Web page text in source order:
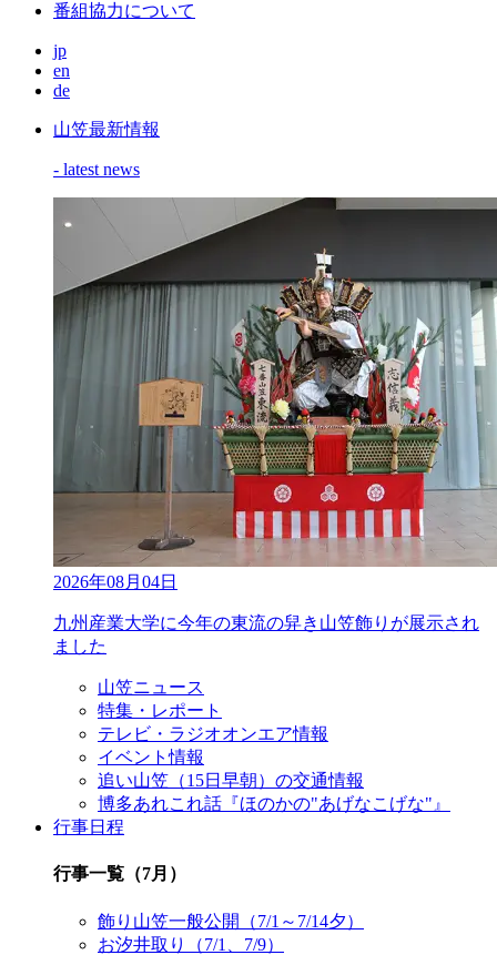
番組協力について
jp
en
de
山笠最新情報
- latest news
2026年08月04日
九州産業大学に今年の東流の舁き山笠飾りが展示され
ました
山笠ニュース
特集・レポート
テレビ・ラジオオンエア情報
イベント情報
追い山笠（15日早朝）の交通情報
博多あれこれ話『ほのかの"あげなこげな"』
行事日程
行事一覧（7月）
飾り山笠一般公開（7/1～7/14夕）
お汐井取り（7/1、7/9）